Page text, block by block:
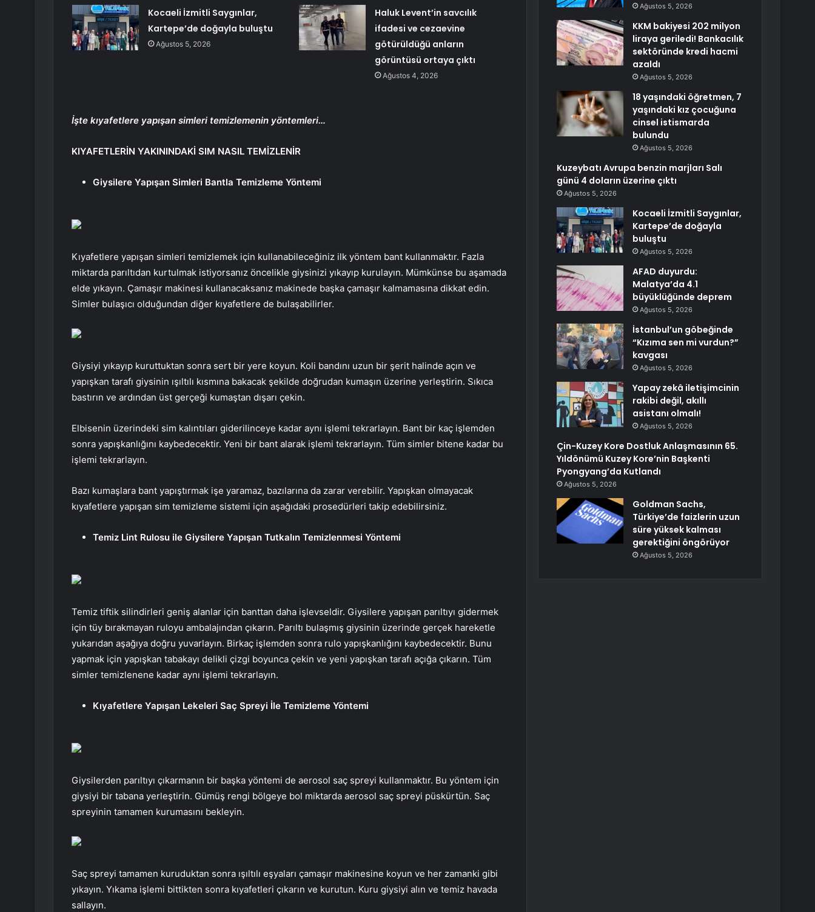
Kocaeli İzmitli Saygınlar,
Kartepe’de doğayla buluştu
Ağustos 5, 2026
Haluk Levent’in savcılık
ifadesi ve cezaevine
götürüldüğü anların
görüntüsü ortaya çıktı
Ağustos 4, 2026
İşte kıyafetlere yapışan simleri temizlemenin yöntemleri…
KIYAFETLERİN YAKININDAKİ SIM NASIL TEMİZLENİR
Giysilere Yapışan Simleri Bantla Temizleme Yöntemi
Kıyafetlere yapışan simleri temizlemek için kullanabileceğiniz ilk yöntem bant kullanmaktır. Fazla
miktarda parıltıdan kurtulmak istiyorsanız öncelikle giysinizi yıkayıp kurulayın. Mümkünse bu aşamada
elde yıkayın. Çamaşır makinesi kullanacaksanız makinede başka çamaşır kalmamasına dikkat edin.
Simler bulaşıcı olduğundan diğer kıyafetlere de bulaşabilirler.
Giysiyi yıkayıp kuruttuktan sonra sert bir yere koyun. Koli bandını uzun bir şerit halinde açın ve
yapışkan tarafı giysinin ışıltılı kısmına bakacak şekilde doğrudan kumaşın üzerine yerleştirin. Sıkıca
bastırın ve ardından üst gerçeği kumaştan dışarı çekin.
Elbisenin üzerindeki sim kalıntıları giderilinceye kadar aynı işlemi tekrarlayın. Bant bir kaç işlemden
sonra yapışkanlığını kaybedecektir. Yeni bir bant alarak işlemi tekrarlayın. Tüm simler bitene kadar bu
işlemi tekrarlayın.
Bazı kumaşlara bant yapıştırmak işe yaramaz, bazılarına da zarar verebilir. Yapışkan olmayacak
kıyafetlere yapışan sim temizleme sistemi için aşağıdaki prosedürleri takip edebilirsiniz.
Temiz Lint Rulosu ile Giysilere Yapışan Tutkalın Temizlenmesi Yöntemi
Temiz tiftik silindirleri geniş alanlar için banttan daha işlevseldir. Giysilere yapışan parıltıyı gidermek
için tüy bırakmayan ruloyu ambalajından çıkarın. Parıltı bulaşmış giysinin üzerinde gerçek hareketle
yukarıdan aşağıya doğru yuvarlayın. Birkaç işlemden sonra rulo yapışkanlığını kaybedecektir. Bunu
yapmak için yapışkan tabakayı delikli çizgi boyunca çekin ve yeni yapışkan tarafı açığa çıkarın. Tüm
simler temizlenene kadar aynı işlemi tekrarlayın.
Kıyafetlere Yapışan Lekeleri Saç Spreyi İle Temizleme Yöntemi
Giysilerden parıltıyı çıkarmanın bir başka yöntemi de aerosol saç spreyi kullanmaktır. Bu yöntem için
giysiyi bir tabana yerleştirin. Gümüş rengi bölgeye bol miktarda aerosol saç spreyi püskürtün. Saç
spreyinin tamamen kurumasını bekleyin.
Saç spreyi tamamen kuruduktan sonra ışıltılı eşyaları çamaşır makinesine koyun ve her zamanki gibi
yıkayın. Yıkama işlemi bittikten sonra kıyafetleri çıkarın ve kurutun. Kuru giysiyi alın ve temiz havada
sallayın.
Ağustos 5, 2026
KKM bakiyesi 202 milyon
liraya geriledi! Bankacılık
sektöründe kredi hacmi
azaldı
Ağustos 5, 2026
18 yaşındaki öğretmen, 7
yaşındaki kız çocuğuna
cinsel istismarda
bulundu
Ağustos 5, 2026
Kuzeybatı Avrupa benzin marjları Salı
günü 4 doların üzerine çıktı
Ağustos 5, 2026
Kocaeli İzmitli Saygınlar,
Kartepe’de doğayla
buluştu
Ağustos 5, 2026
AFAD duyurdu:
Malatya’da 4.1
büyüklüğünde deprem
Ağustos 5, 2026
İstanbul’un göbeğinde
“Kızıma sen mi vurdun?”
kavgası
Ağustos 5, 2026
Yapay zekâ iletişimcinin
rakibi değil, akıllı
asistanı olmalı!
Ağustos 5, 2026
Çin-Kuzey Kore Dostluk Anlaşmasının 65.
Yıldönümü Kuzey Kore’nin Başkenti
Pyongyang’da Kutlandı
Ağustos 5, 2026
Goldman Sachs,
Türkiye’de faizlerin uzun
süre yüksek kalması
gerektiğini öngörüyor
Ağustos 5, 2026